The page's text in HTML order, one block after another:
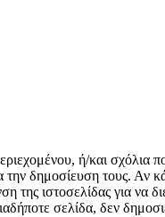
ή/και σχόλια
δημοσίευση τους. Αν
της ιστοσελίδας για να
σελίδα, δεν